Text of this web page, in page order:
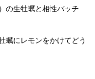
の生牡蠣と相性バッチ
蠣にレモンをかけてどう